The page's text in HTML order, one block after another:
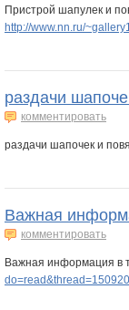
Пристрой шапулек и
http://www.nn.ru/
раздачи
комментировать
раздачи шапочек и
Важная
комментировать
Важная информация в